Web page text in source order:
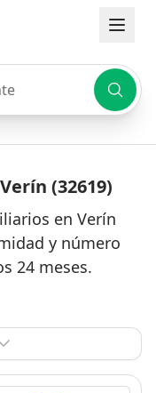
(32619)
en Verín
y número
24 meses.